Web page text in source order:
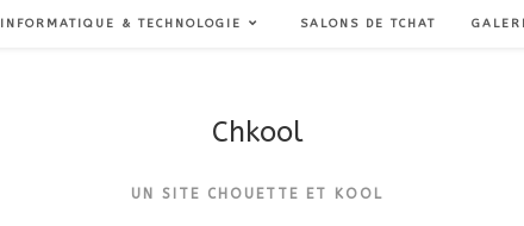
INFORMATIQUE & TECHNOLOGIE SALONS DE TCHAT
Chkool
UN SITE CHOUETTE ET KOOL